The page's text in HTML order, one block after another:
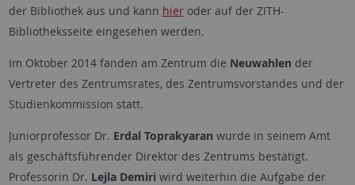
der Bibliothek aus und kann hieroder auf der ZITH-
Bibliotheksseite eingesehen werden.
Im Oktober 2014 fanden am Zentrum die Neuwahlen der
Vertreter des Zentrumsrates, des Zentrumsvorstandes und der
Studienkommission statt.
Juniorprofessor Dr. Erdal Toprakyaran wurde in seinem Amt
als geschäftsführender Direktor des Zentrums bestätigt.
Professorin Dr. Lejla Demiri wird weiterhin die Aufgabe der